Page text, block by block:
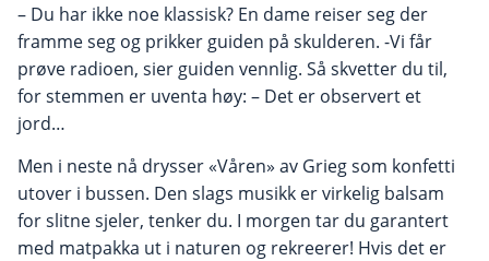
– Du har ikke noe klassisk? En dame reiser seg der
framme seg og prikker guiden på skulderen. -Vi får
prøve radioen, sier guiden vennlig. Så skvetter du til,
for stemmen er uventa høy: – Det er observert et
jord…
Men i neste nå drysser «Våren» av Grieg som konfetti
utover i bussen. Den slags musikk er virkelig balsam
for slitne sjeler, tenker du. I morgen tar du garantert
med matpakka ut i naturen og rekreerer! Hvis det er